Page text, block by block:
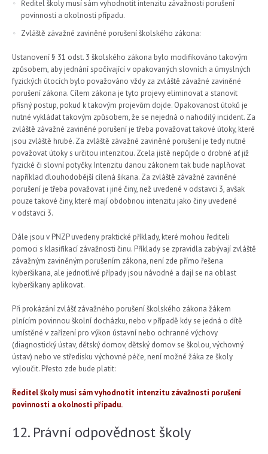
Ředitel školy musí sám vyhodnotit intenzitu závažnosti porušení
povinnosti a okolnosti případu.
Zvláště závažné zaviněné porušení školského zákona:
Ustanovení § 31 odst. 3 školského zákona bylo modifikováno takovým
způsobem, aby jednání spočívající v opakovaných slovních a úmyslných
fyzických útocích bylo považováno vždy za zvláště závažné zaviněné
porušení zákona. Cílem zákona je tyto projevy eliminovat a stanovit
přísný postup, pokud k takovým projevům dojde. Opakovanost útoků je
nutné vykládat takovým způsobem, že se nejedná o nahodilý incident. Za
zvláště závažné zaviněné porušení je třeba považovat takové útoky, které
jsou zvláště hrubé. Za zvláště závažné zaviněné porušení je tedy nutné
považovat útoky s určitou intenzitou. Zcela jistě nepůjde o drobné ať již
fyzické či slovní potyčky. Intenzitu danou zákonem tak bude naplňovat
například dlouhodobější cílená šikana. Za zvláště závažné zaviněné
porušení je třeba považovat i jiné činy, než uvedené v odstavci 3, avšak
pouze takové činy, které mají obdobnou intenzitu jako činy uvedené
v odstavci 3.
Dále jsou v PNZP uvedeny praktické příklady, které mohou řediteli
pomoci s klasifikací závažnosti činu. Příklady se zpravidla zabývají zvláště
závažným zaviněným porušením zákona, není zde přímo řešena
kyberšikana, ale jednotlivé případy jsou návodné a dají se na oblast
kyberšikany aplikovat.
Při prokázání zvlášť závažného porušení školského zákona žákem
plnícím povinnou školní docházku, nebo v případě kdy se jedná o dítě
umístěné v zařízení pro výkon ústavní nebo ochranné výchovy
(diagnostický ústav, dětský domov, dětský domov se školou, výchovný
ústav) nebo ve středisku výchovné péče, není možné žáka ze školy
vyloučit. Přesto zde bude platit:
Ředitel školy musí sám vyhodnotit intenzitu závažnosti porušení
povinnosti a okolnosti případu.
12. Právní odpovědnost školy